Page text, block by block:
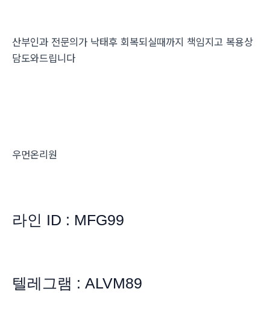
산부인과 전문의가 낙태후 회복되실때까지 책임지고 복용상
담도와드립니다
우먼온리원
라인 ID : MFG99
텔레그램 : ALVM89